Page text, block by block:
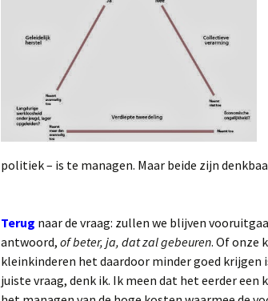
politiek – is te managen. Maar beide zijn
Terug naar de vraag: zullen we blijven
antwoord, of beter, ja, dat zal gebeuren. Of onze
kleinkinderen het daardoor minder goed krijgen
juiste vraag, denk ik. Ik meen dat het eerder een